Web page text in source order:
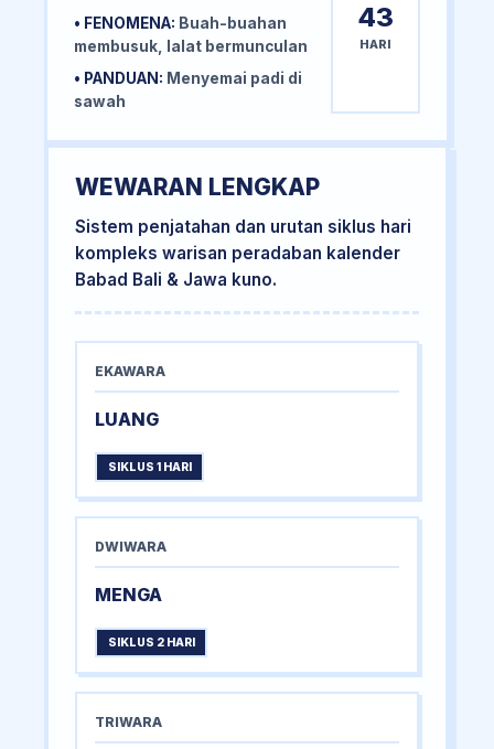
• FENOMENA: Buah-buahan
membusuk, lalat bermunculan
• PANDUAN: Menyemai padi di
sawah
43
HARI
WEWARAN LENGKAP
Sistem penjatahan dan urutan siklus hari
kompleks warisan peradaban kalender
Babad Bali & Jawa kuno.
EKAWARA
LUANG
SIKLUS 1 HARI
DWIWARA
MENGA
SIKLUS 2 HARI
TRIWARA